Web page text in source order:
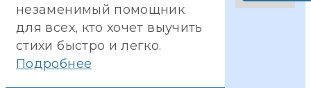
незаменимый помощник
для всех, кто хочет выучить
стихи быстро и легко.
Подробнее